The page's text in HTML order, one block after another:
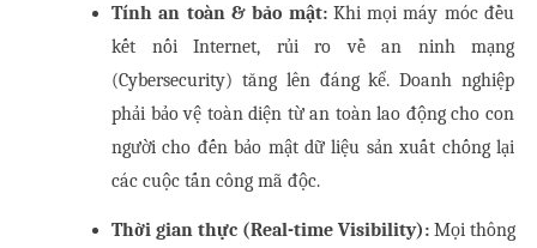
Tính an toàn & bảo mật: Khi mọi máy móc đều
kết nối Internet, rủi ro về an ninh mạng
(Cybersecurity) tăng lên đáng kể. Doanh nghiệp
phải bảo vệ toàn diện từ an toàn lao động cho con
người cho đến bảo mật dữ liệu sản xuất chống lại
các cuộc tấn công mã độc.
Thời gian thực (Real-time Visibility): Mọi thông